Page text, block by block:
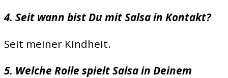
4. Seit wann bist Du mit Salsa in Kontakt?
Seit meiner Kindheit.
5. Welche Rolle spielt Salsa in Deinem